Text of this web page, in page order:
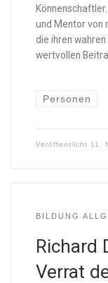
und Mentor von
die ihren
wertvollen
Personen
Veröffentlicht 11.
BILDUNG
Richard
Verrat